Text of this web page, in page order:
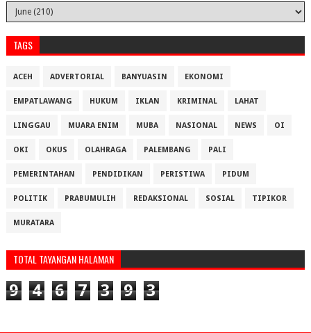
TAGS
ACEH ADVERTORIAL BANYUASIN EKONOMI
EMPATLAWANG HUKUM IKLAN KRIMINAL LAHAT
LINGGAU MUARA ENIM MUBA NASIONAL NEWS OI
OKI OKUS OLAHRAGA PALEMBANG PALI
PEMERINTAHAN PENDIDIKAN PERISTIWA PIDUM
POLITIK PRABUMULIH REDAKSIONAL SOSIAL TIPIKOR
MURATARA
TOTAL TAYANGAN HALAMAN
9 4 6 7 3 9 3